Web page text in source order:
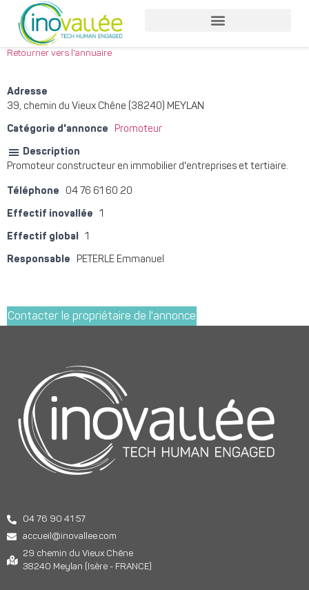
Retourner vers l'annuaire
Adresse
39, chemin du Vieux Chêne (38240) MEYLAN
Catégorie d'annonce Promoteur
Description
Promoteur constructeur en immobilier d'entreprises et tertiaire.
Téléphone 04 76 61 60 20
Effectif inovallée 1
Effectif global 1
Responsable PETERLE Emmanuel
Contacter le propriétaire de l'annonce
04 76 90 41 57
accueil@inovallee.com
29 chemin du Vieux Chêne
38240 Meylan (Isère - FRANCE)